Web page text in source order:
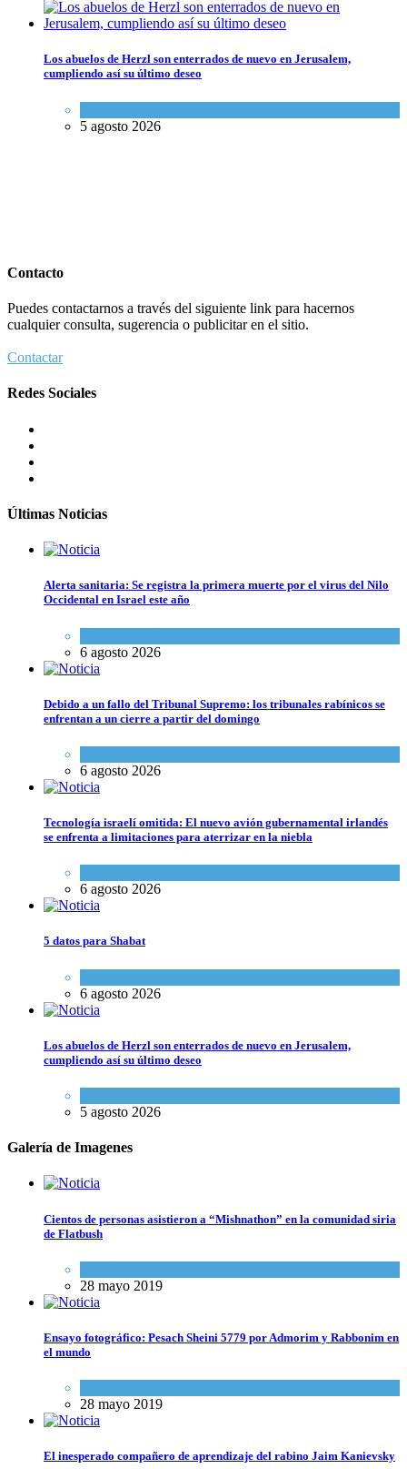
Los abuelos de Herzl son enterrados de nuevo en Jerusalem,
cumpliendo así su último deseo
5 agosto 2026
Contacto
Puedes contactarnos a través del siguiente link para hacernos
cualquier consulta, sugerencia o publicitar en el sitio.
Contactar
Redes Sociales
Últimas Noticias
Alerta sanitaria: Se registra la primera muerte por el virus del Nilo
Occidental en Israel este año
6 agosto 2026
Debido a un fallo del Tribunal Supremo: los tribunales rabínicos se
enfrentan a un cierre a partir del domingo
6 agosto 2026
Tecnología israelí omitida: El nuevo avión gubernamental irlandés
se enfrenta a limitaciones para aterrizar en la niebla
6 agosto 2026
5 datos para Shabat
6 agosto 2026
Los abuelos de Herzl son enterrados de nuevo en Jerusalem,
cumpliendo así su último deseo
5 agosto 2026
Galería de Imagenes
Cientos de personas asistieron a “Mishnathon” en la comunidad siria
de Flatbush
28 mayo 2019
Ensayo fotográfico: Pesach Sheini 5779 por Admorim y Rabbonim en
el mundo
28 mayo 2019
El inesperado compañero de aprendizaje del rabino Jaim Kanievsky